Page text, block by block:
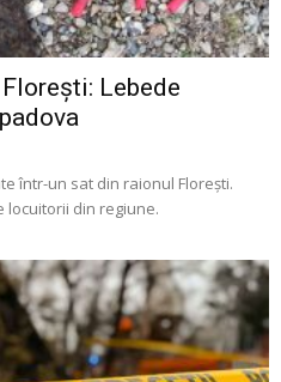
Lebede
într-un sat din raionul Florești.
locuitorii din regiune.